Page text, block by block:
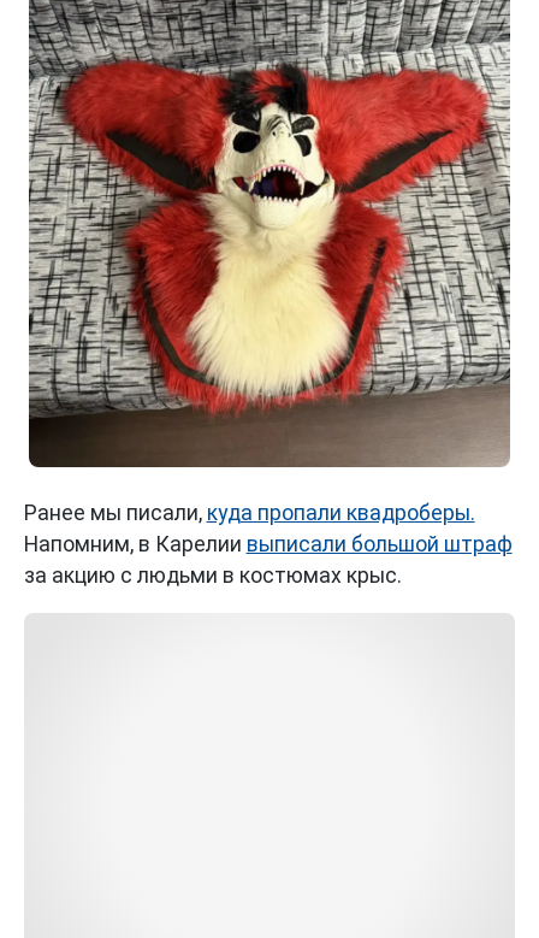
Ранее мы писали, куда пропали квадроберы.
Напомним, в Карелии выписали большой штраф
за акцию с людьми в костюмах крыс.